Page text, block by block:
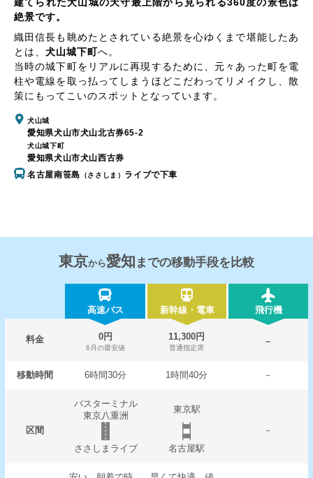
絶景です。
織田信長も眺めたとされている絶景を心ゆくまで堪能したあ
とは、 犬山城下町へ。
当時の城下町をリアルに再現するために、元々あった町を電
柱や電線を取っ払ってしまうほどこだわってリメイクし、散
策にもってこいのスポットとなっています。
犬山城
愛知県犬山市犬山北古券65-2
犬山城下町
愛知県犬山市犬山西古券
名古屋南笹島 （ささしま） ライブで下車
東京から愛知 までの移動手段を比較
高速バス 新幹線・電車 飛行機
料金 0円
6月の最安値
11,300円
普通指定席
－
移動時間 6時間30分 1時間40分 －
区間
バスターミナル
東京八重洲
東京駅
－
ささしまライブ
名古屋駅